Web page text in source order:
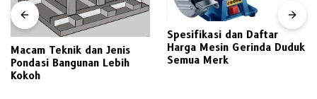
Macam Teknik dan Jenis
Pondasi Bangunan Lebih
Kokoh
Spesifikasi dan Daftar
Harga Mesin Gerinda Duduk
Semua Merk